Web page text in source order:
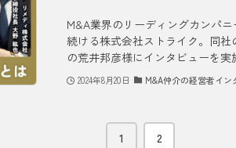
M&A業界のリーディングカンパ
続ける株式会社ストライク。同
の荒井邦彦様にインタビューを
2024年8月20日 M&A仲介の経営者イ
1 2